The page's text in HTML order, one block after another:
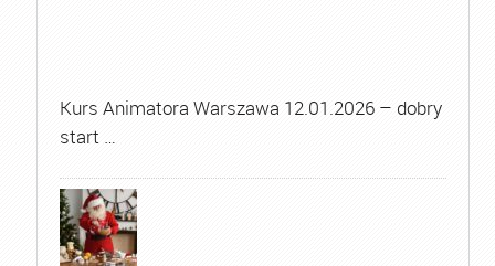
Kurs Animatora Warszawa 12.01.2026 – dobry
start …